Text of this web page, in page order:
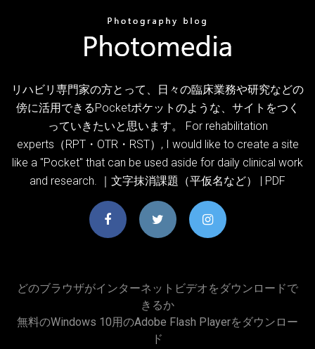
リハビリ専門家の方とって、日々の臨床業務や研究などの
傍に活用できるPocketポケットのような、サイトをつく
っていきたいと思います。 For rehabilitation
experts（RPT・OTR・RST）, I would like to create a site
like a "Pocket" that can be used aside for daily clinical work
and research. ｜文字抹消課題（平仮名など） | PDF
どのブラウザがインターネットビデオをダウンロードで
きるか
無料のWindows 10用のAdobe Flash Playerをダウンロー
ド